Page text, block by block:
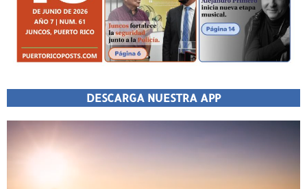
DESCARGA NUESTRA APP